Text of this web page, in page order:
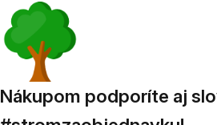
Nákupom podporíte aj